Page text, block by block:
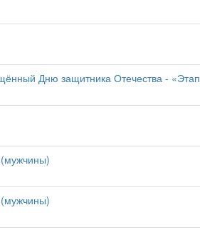
Дню защитника Отечества - «Этап